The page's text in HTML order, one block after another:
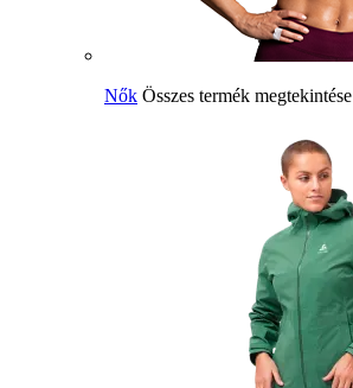
Nők Összes termék megtekintése